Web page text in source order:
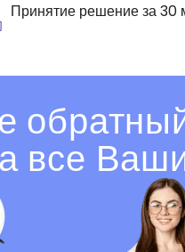
Принятие решение за 30
все